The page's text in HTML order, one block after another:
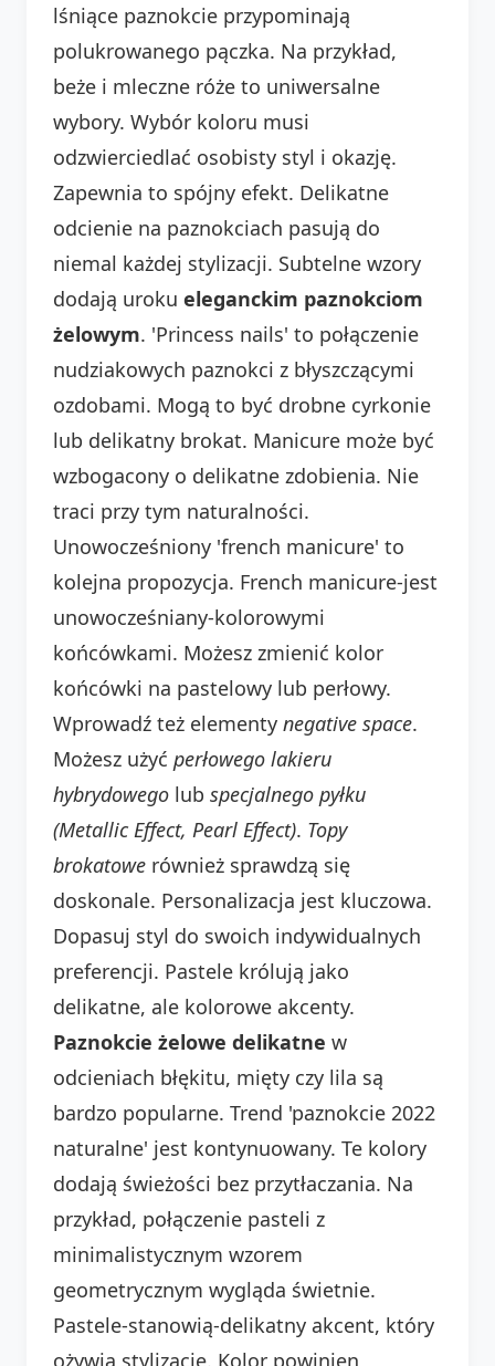
lśniące paznokcie przypominają
polukrowanego pączka. Na przykład,
beże i mleczne róże to uniwersalne
wybory. Wybór koloru musi
odzwierciedlać osobisty styl i okazję.
Zapewnia to spójny efekt. Delikatne
odcienie na paznokciach pasują do
niemal każdej stylizacji. Subtelne wzory
dodają uroku eleganckim paznokciom
żelowym. 'Princess nails' to połączenie
nudziakowych paznokci z błyszczącymi
ozdobami. Mogą to być drobne cyrkonie
lub delikatny brokat. Manicure może być
wzbogacony o delikatne zdobienia. Nie
traci przy tym naturalności.
Unowocześniony 'french manicure' to
kolejna propozycja. French manicure-jest
unowocześniany-kolorowymi
końcówkami. Możesz zmienić kolor
końcówki na pastelowy lub perłowy.
Wprowadź też elementy negative space.
Możesz użyć perłowego lakieru
hybrydowego lub specjalnego pyłku
(Metallic Effect, Pearl Effect). Topy
brokatowe również sprawdzą się
doskonale. Personalizacja jest kluczowa.
Dopasuj styl do swoich indywidualnych
preferencji. Pastele królują jako
delikatne, ale kolorowe akcenty.
Paznokcie żelowe delikatne w
odcieniach błękitu, mięty czy lila są
bardzo popularne. Trend 'paznokcie 2022
naturalne' jest kontynuowany. Te kolory
dodają świeżości bez przytłaczania. Na
przykład, połączenie pasteli z
minimalistycznym wzorem
geometrycznym wygląda świetnie.
Pastele-stanowią-delikatny akcent, który
ożywia stylizację. Kolor powinien